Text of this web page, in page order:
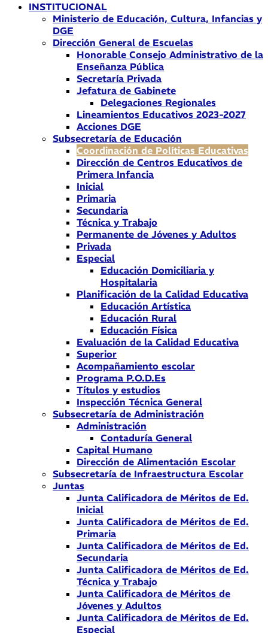
INSTITUCIONAL
Ministerio de Educación, Cultura, Infancias y
DGE
Dirección General de Escuelas
Honorable Consejo Administrativo de la
Enseñanza Pública
Secretaría Privada
Jefatura de Gabinete
Delegaciones Regionales
Lineamientos Educativos 2023-2027
Acciones DGE
Subsecretaría de Educación
Coordinación de Políticas Educativas
Dirección de Centros Educativos de
Primera Infancia
Inicial
Primaria
Secundaria
Técnica y Trabajo
Permanente de Jóvenes y Adultos
Privada
Especial
Educación Domiciliaria y
Hospitalaria
Planificación de la Calidad Educativa
Educación Artística
Educación Rural
Educación Física
Evaluación de la Calidad Educativa
Superior
Acompañamiento escolar
Programa P.O.D.Es
Títulos y estudios
Inspección Técnica General
Subsecretaría de Administración
Administración
Contaduría General
Capital Humano
Dirección de Alimentación Escolar
Subsecretaría de Infraestructura Escolar
Juntas
Junta Calificadora de Méritos de Ed.
Inicial
Junta Calificadora de Méritos de Ed.
Primaria
Junta Calificadora de Méritos de Ed.
Secundaria
Junta Calificadora de Méritos de Ed.
Técnica y Trabajo
Junta Calificadora de Méritos de
Jóvenes y Adultos
Junta Calificadora de Méritos de Ed.
Especial